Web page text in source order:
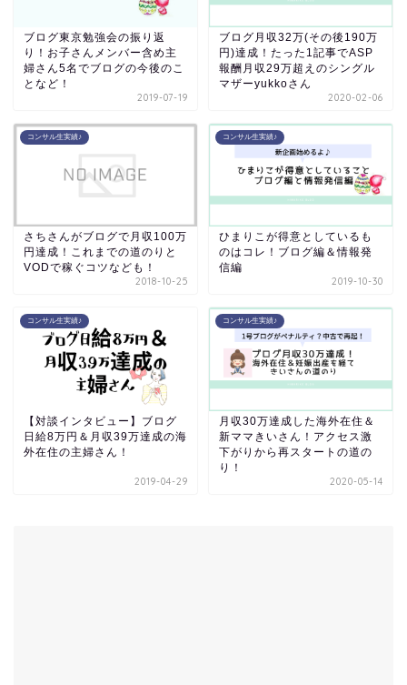
ブログ東京勉強会の振り返
り！お子さんメンバー含め主
婦さん5名でブログの今後のこ
となど！
2019-07-19
ブログ月収32万(その後190万
円)達成！たった1記事でASP
報酬月収29万超えのシングル
マザーyukkoさん
2020-02-06
コンサル生実績♪
さちさんがブログで月収100万
円達成！これまでの道のりと
VODで稼ぐコツなども！
2018-10-25
コンサル生実績♪
ひまりこが得意としているも
のはコレ！ブログ編＆情報発
信編
2019-10-30
コンサル生実績♪
【対談インタビュー】ブログ
日給8万円＆月収39万達成の海
外在住の主婦さん！
2019-04-29
コンサル生実績♪
月収30万達成した海外在住＆
新ママきいさん！アクセス激
下がりから再スタートの道の
り！
2020-05-14